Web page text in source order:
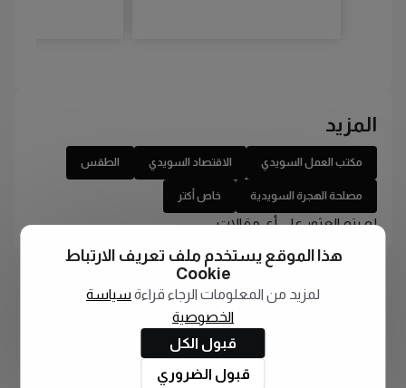
المزيد
مكتب العمل السويدي الاقتصاد السويدي الطقس
مصلحة الهجرة السويدية خاص أكتر
لم يتم العثور على أي مقالات
هذا الموقع يستخدم ملف تعريف الارتباط
Cookie
لمزيد من المعلومات الرجاء قراءة سياسة
الخصوصية
قبول الكل
قبول الضروري